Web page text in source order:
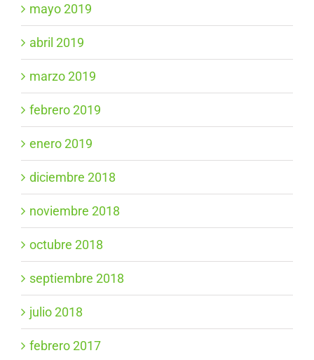
mayo 2019
abril 2019
marzo 2019
febrero 2019
enero 2019
diciembre 2018
noviembre 2018
octubre 2018
septiembre 2018
julio 2018
febrero 2017